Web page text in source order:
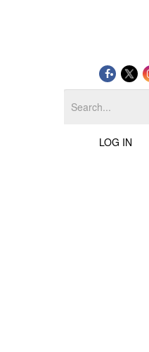
LOG IN